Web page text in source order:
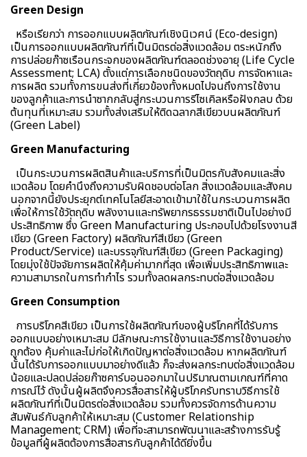
Green Design
หรือเรียกว่า การออกแบบผลิตภัณฑ์เชิงนิเวศน์ (Eco-design)
เป็นการออกแบบผลิตภัณฑ์ที่เป็นมิตรต่อสิ่งแวดล้อม ตระหนักถึง
การปล่อยก๊าซเรือนกระจกของผลิตภัณฑ์ตลอดช่วงอายุ (Life Cycle
Assessment; LCA) ตั้งแต่การเลือกชนิดของวัตถุดิบ การจัดหาและ
การผลิต รวมทั้งการขนส่งที่เกี่ยวข้องทั้งหมดไปจนถึงการใช้งาน
ของลูกค้าและการนำซากกลับสู่กระบวนการรีไซเคิลหรือฝังกลบ ด้วย
ต้นทุนที่เหมาะสม รวมทั้งส่งเสริมให้ติดฉลากสีเขียวบนผลิตภัณฑ์
(Green Label)
Green Manufacturing
เป็นกระบวนการผลิตสินค้าและบริการที่เป็นมิตรกับสังคมและสิ่ง
แวดล้อม โดยคำนึงถึงความรับผิดชอบต่อโลก สิ่งแวดล้อมและสังคม
นอกจากนี้ยังประยุกต์เทคโนโลยีสะอาดเข้ามาใช้ในกระบวนการผลิต
เพื่อให้การใช้วัตถุดิบ พลังงานและทรัพยากรธรรมชาติเป็นไปอย่างมี
ประสิทธิภาพ ซึ่ง Green Manufacturing ประกอบไปด้วยโรงงานสี
เขียว (Green Factory) ผลิตภัณฑ์สีเขียว (Green
Product/Service) และบรรจุภัณฑ์สีเขียว (Green Packaging)
โดยมุ่งใช้ปัจจัยการผลิตให้คุ้มค่ามากที่สุด เพื่อเพิ่มประสิทธิภาพและ
ความสามารถในการทำกำไร รวมทั้งลดผลกระทบต่อสิ่งแวดล้อม
Green Consumption
การบริโภคสีเขียว เป็นการใช้ผลิตภัณฑ์ของผู้บริโภคที่ได้รับการ
ออกแบบอย่างเหมาะสม มีลักษณะการใช้งานและวิธีการใช้งานอย่าง
ถูกต้อง คุ้มค่าและไม่ก่อให้เกิดปัญหาต่อสิ่งแวดล้อม หากผลิตภัณฑ์
นั้นได้รับการออกแบบมาอย่างดีแล้ว ก็จะส่งผลกระทบต่อสิ่งแวดล้อม
น้อยและปลดปล่อยก๊าซคาร์บอนออกมาในปริมาณตามเกณฑ์ที่คาด
การณ์ไว้ ดังนั้นผู้ผลิตจึงควรสื่อสารให้ผู้บริโภครับทราบวิธีการใช้
ผลิตภัณฑ์ที่เป็นมิตรต่อสิ่งแวดล้อม รวมทั้งควรจัดการด้านความ
สัมพันธ์กับลูกค้าให้เหมาะสม (Customer Relationship
Management; CRM) เพื่อที่จะสามารถพัฒนาและสร้างการรับรู้
ข้อมูลที่ผู้ผลิตต้องการสื่อสารกับลูกค้าได้ดียิ่งขึ้น